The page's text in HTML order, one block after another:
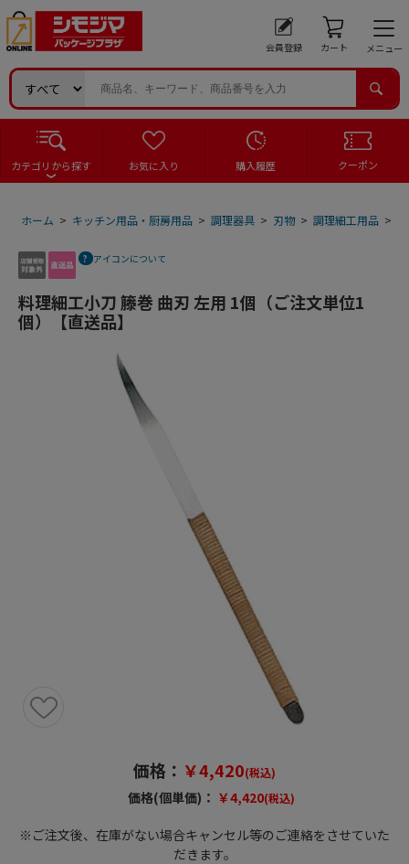
会員登録 カート メニュー
カテゴリから探す お気に入り 購入履歴 クーポン
ホーム > キッチン用品・厨房用品 > 調理器具 > 刃物 > 調理細工用品 >
アイコンについて
料理細工小刀 籐巻 曲刃 左用 1個（ご注文単位1
個）【直送品】
価格： ￥4,420(税込)
価格(個単価)： ￥4,420(税込)
※ご注文後、在庫がない場合キャンセル等のご連絡をさせていた
だきます。